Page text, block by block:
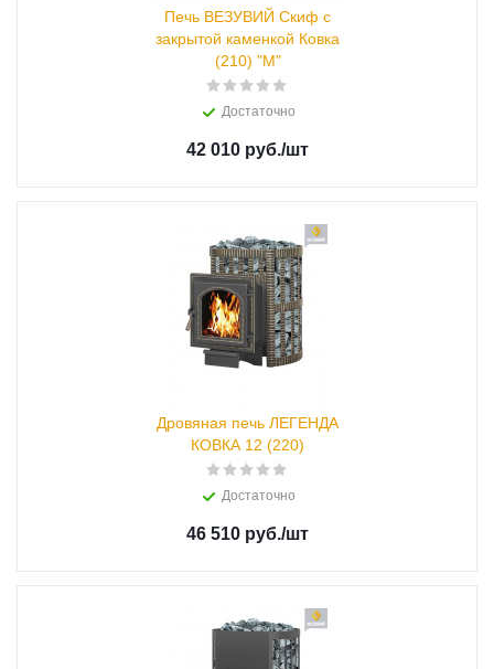
Печь ВЕЗУВИЙ Скиф с
закрытой каменкой Ковка
(210) "М"
Достаточно
42 010 руб./шт
Дровяная печь ЛЕГЕНДА
КОВКА 12 (220)
Достаточно
46 510 руб./шт